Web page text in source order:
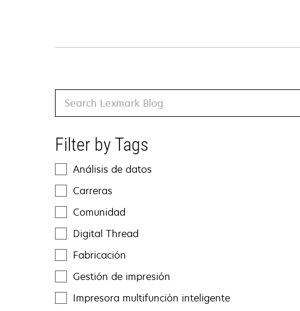
Filter by Tags
Análisis de datos
Carreras
Comunidad
Digital Thread
Fabricación
Gestión de impresión
Impresora multifunción inteligente